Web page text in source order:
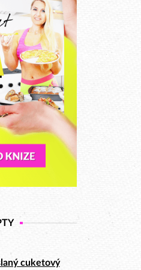
cuketový